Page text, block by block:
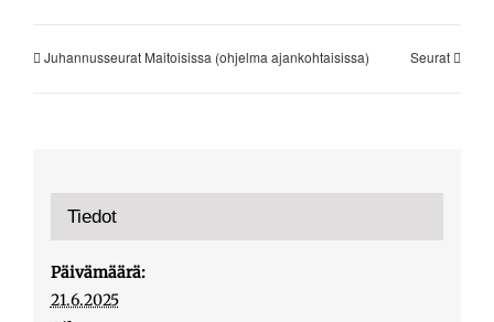
Juhannusseurat Maitoisissa (ohjelma ajankohtaisissa) Seurat
Tiedot
Päivämäärä:
21.6.2025